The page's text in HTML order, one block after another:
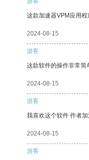
这款加速器VPM应用程
2024-08-15
游客
这款软件的操作非常简
2024-08-15
游客
我喜欢这个软件 作者加
2024-08-15
游客